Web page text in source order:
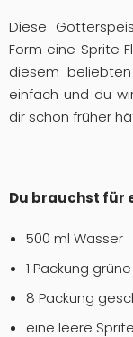
Diese
Form eine Sprite
diesem
einfach und du
dir schon früher
Du brauchst für
500 ml Wasser
1 Packung
8 Packung
eine leere